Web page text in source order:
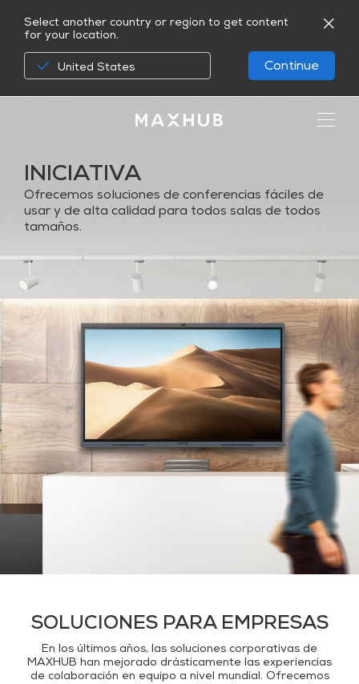
Select another country or region to get content
for your location.
United States Continue
INICIATIVA
Ofrecemos soluciones de conferencias fáciles de
usar y de alta calidad para todos salas de todos
tamaños.
SOLUCIONES PARA EMPRESAS
En los últimos años, las soluciones corporativas de
MAXHUB han mejorado drásticamente las experiencias
de colaboración en equipo a nivel mundial. Ofrecemos